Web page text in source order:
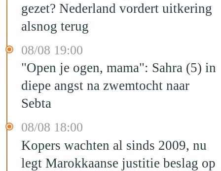
gezet? Nederland vordert uitkering
alsnog terug
08/08 19:00
"Open je ogen, mama": Sahra (5) in
diepe angst na zwemtocht naar
Sebta
08/08 18:00
Kopers wachten al sinds 2009, nu
legt Marokkaanse justitie beslag op